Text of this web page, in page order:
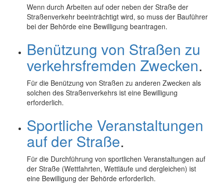
Wenn durch Arbeiten auf oder neben der Straße der
Straßenverkehr beeinträchtigt wird, so muss der Bauführer
bei der Behörde eine Bewilligung beantragen.
Benützung von Straßen zu
verkehrsfremden Zwecken.
Für die Benützung von Straßen zu anderen Zwecken als
solchen des Straßenverkehrs ist eine Bewilligung
erforderlich.
Sportliche Veranstaltungen
auf der Straße.
Für die Durchführung von sportlichen Veranstaltungen auf
der Straße (Wettfahrten, Wettläufe und dergleichen) ist
eine Bewilligung der Behörde erforderlich.